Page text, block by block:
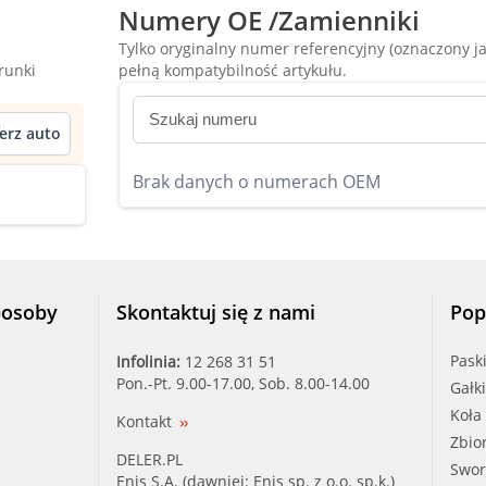
auto
Numery OE /Zamienniki
Tylko oryginalny numer referencyjny (oznaczony
pełną kompatybilność artykułu.
Brak danych o numerach OEM
Skontaktuj się z nami
Infolinia: 12 268 31 51
Pon.-Pt. 9.00-17.00, Sob. 8.00-14.00
Kontakt
DELER.PL
Enis S.A. (dawniej: Enis sp. z o.o. sp.k.)